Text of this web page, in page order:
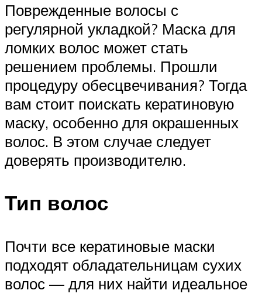
Поврежденные волосы с
регулярной укладкой? Маска для
ломких волос может стать
решением проблемы. Прошли
процедуру обесцвечивания? Тогда
вам стоит поискать кератиновую
маску, особенно для окрашенных
волос. В этом случае следует
доверять производителю.
Тип волос
Почти все кератиновые маски
подходят обладательницам сухих
волос — для них найти идеальное